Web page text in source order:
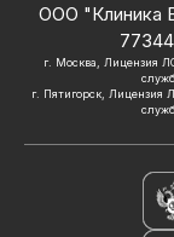
ООО "Клиника
г. Москва, Лицензия
г. Пятигорск, Лицензия